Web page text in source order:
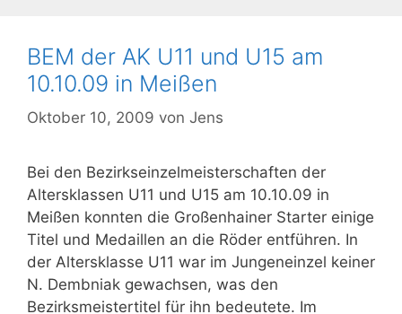
BEM der AK U11 und U15 am
10.10.09 in Meißen
Oktober 10, 2009 von Jens
Bei den Bezirkseinzelmeisterschaften der
Altersklassen U11 und U15 am 10.10.09 in
Meißen konnten die Großenhainer Starter einige
Titel und Medaillen an die Röder entführen. In
der Altersklasse U11 war im Jungeneinzel keiner
N. Dembniak gewachsen, was den
Bezirksmeistertitel für ihn bedeutete. Im